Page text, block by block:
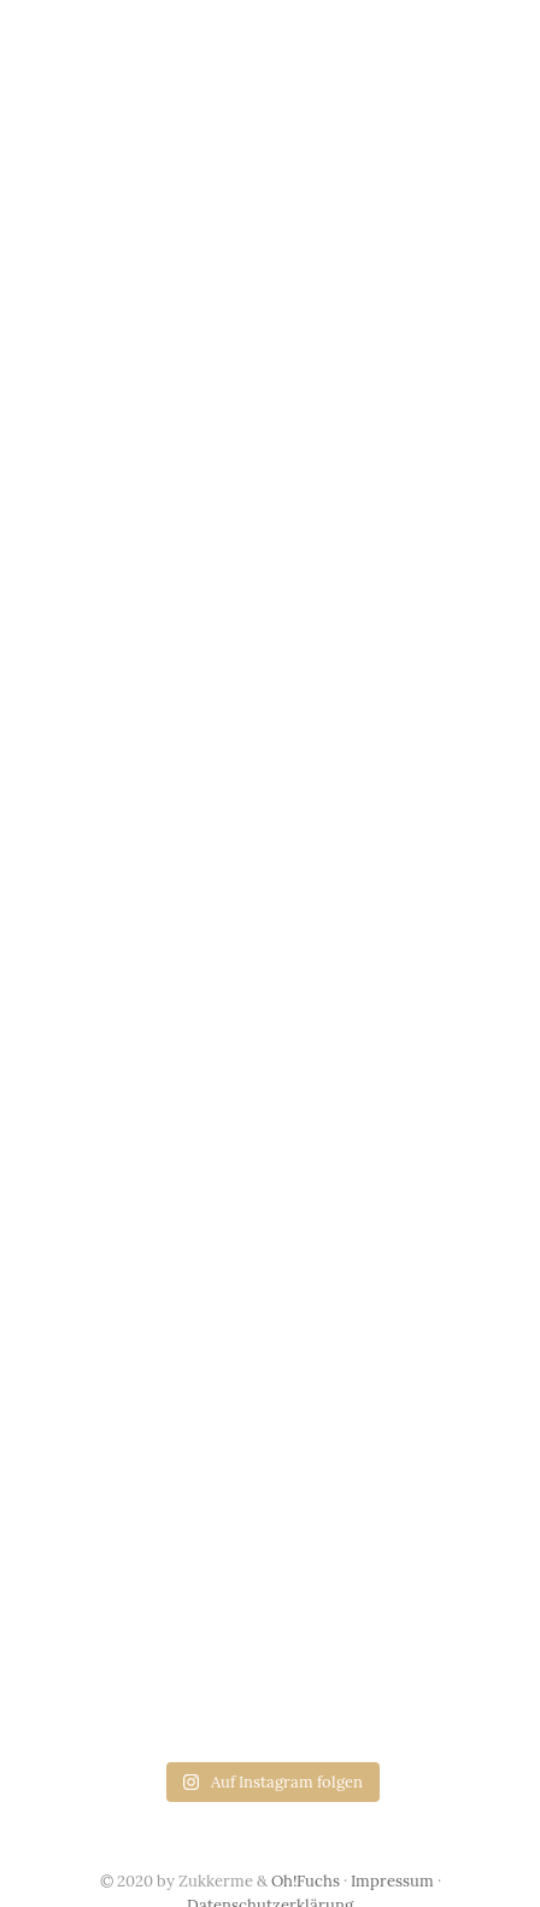
Auf Instagram folgen
© 2020 by Zukkerme &Oh!Fuchs· Impressum ·